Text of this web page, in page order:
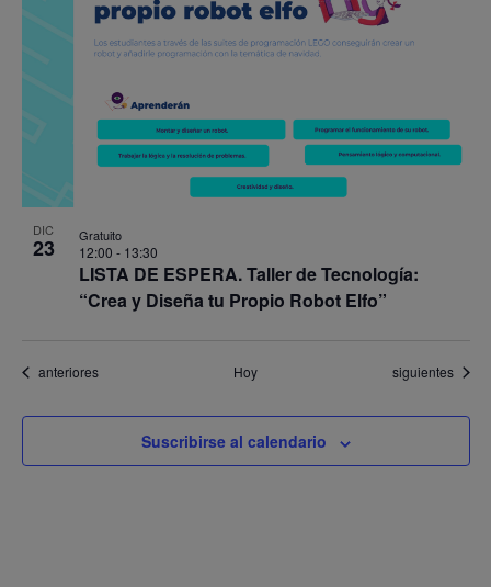
DIC
23
LISTA DE ESPERA. Taller de Tecnología:
“Crea y Diseña tu Propio Robot Elfo”
12:00 - 13:30
Gratuito
Eventos
anteriores Hoy Eventos
siguientes
Suscribirse al calendario